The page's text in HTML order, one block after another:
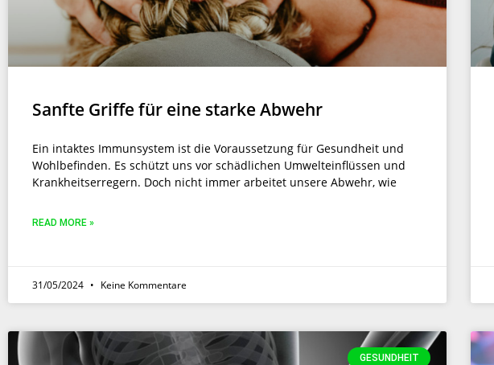
Sanfte Griffe für eine starke Abwehr
Ein intaktes Immunsystem ist die Voraussetzung für Gesundheit und
Wohlbefinden. Es schützt uns vor schädlichen Umwelteinflüssen und
Krankheitserregern. Doch nicht immer arbeitet unsere Abwehr, wie
READ MORE »
31/05/2024 Keine Kommentare
GESUNDHEIT